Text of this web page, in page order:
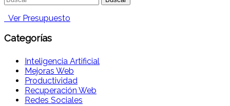
Ver Presupuesto
Categorías
Inteligencia Artificial
Mejoras Web
Productividad
Recuperación Web
Redes Sociales